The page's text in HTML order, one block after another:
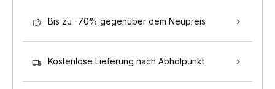
Bis zu -70% gegenüber dem Neupreis
Kostenlose Lieferung nach Abholpunkt